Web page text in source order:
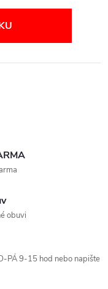
obuvi
PÁ 9-15 hod nebo napište